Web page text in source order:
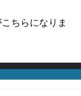
ちらになりま